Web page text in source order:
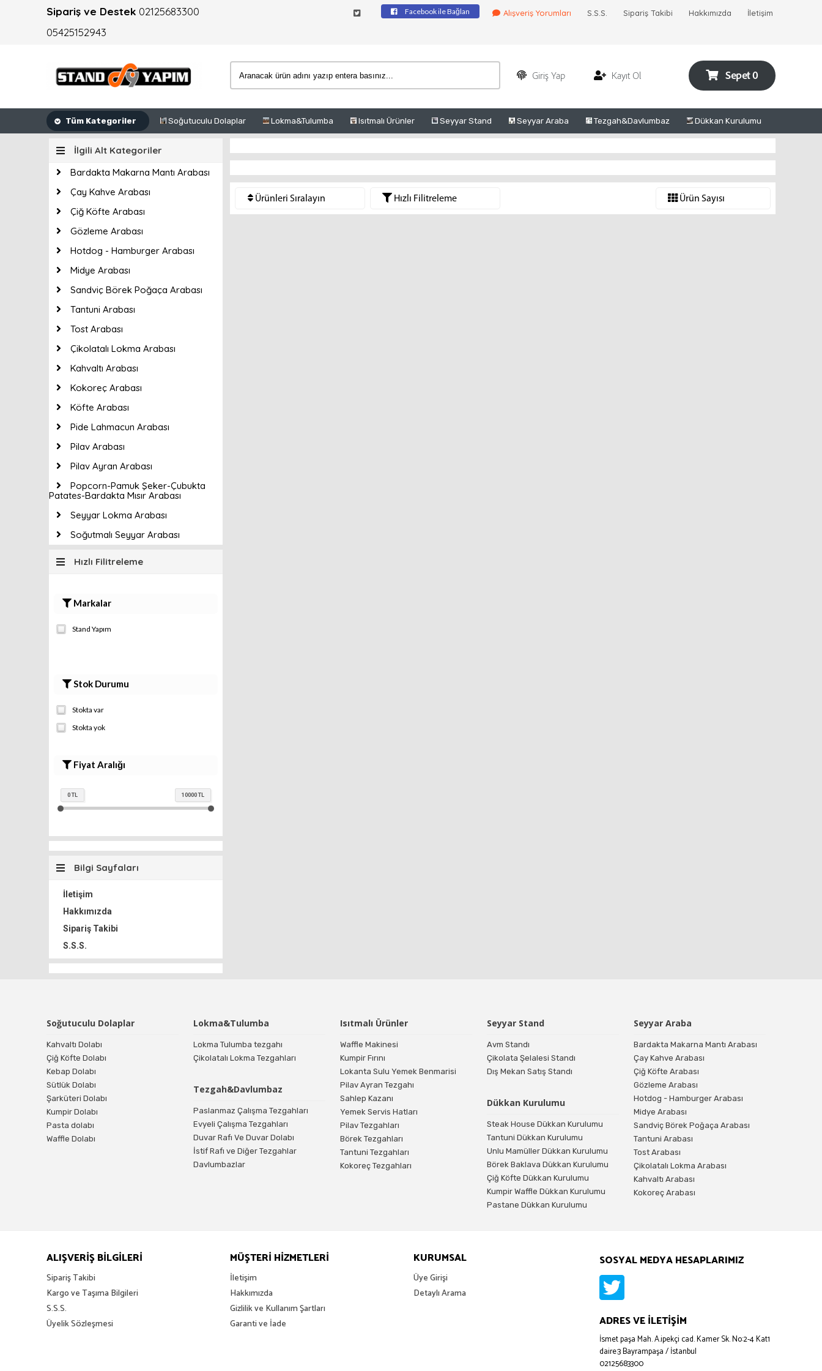
Sipariş ve Destek 02125683300
05425152943
Facebook ile Bağlan İletişim
Hakkımızda
Sipariş Takibi
S.S.S.
Alışveriş Yorumları
Giriş Yap Kayıt Ol Sepet 0
Tüm Kategoriler Soğutuculu Dolaplar Lokma&Tulumba Isıtmalı Ürünler Seyyar Stand Seyyar Araba Tezgah&Davlumbaz Dükkan Kurulumu
İlgili Alt Kategoriler
Bardakta Makarna Mantı Arabası
Çay Kahve Arabası
Çiğ Köfte Arabası
Gözleme Arabası
Hotdog - Hamburger Arabası
Midye Arabası
Sandviç Börek Poğaça Arabası
Tantuni Arabası
Tost Arabası
Çikolatalı Lokma Arabası
Kahvaltı Arabası
Kokoreç Arabası
Köfte Arabası
Pide Lahmacun Arabası
Pilav Arabası
Pilav Ayran Arabası
Popcorn-Pamuk Şeker-Çubukta
Patates-Bardakta Mısır Arabası
Seyyar Lokma Arabası
Soğutmalı Seyyar Arabası
Hızlı Filitreleme
Markalar
Stand Yapım
Stok Durumu
Stokta var
Stokta yok
Fiyat Aralığı
0TL 10000TL
Bilgi Sayfaları
İletişim
Hakkımızda
Sipariş Takibi
S.S.S.
Ürünleri Sıralayın Hızlı Filitreleme Ürün Sayısı
Soğutuculu Dolaplar
Kahvaltı Dolabı
Çiğ Köfte Dolabı
Kebap Dolabı
Sütlük Dolabı
Şarküteri Dolabı
Kumpir Dolabı
Pasta dolabı
Waffle Dolabı
Lokma&Tulumba
Lokma Tulumba tezgahı
Çikolatalı Lokma Tezgahları
Isıtmalı Ürünler
Waffle Makinesi
Kumpir Fırını
Lokanta Sulu Yemek Benmarisi
Pilav Ayran Tezgahı
Sahlep Kazanı
Yemek Servis Hatları
Pilav Tezgahları
Börek Tezgahları
Tantuni Tezgahları
Kokoreç Tezgahları
Seyyar Stand
Avm Standı
Çikolata Şelalesi Standı
Dış Mekan Satış Standı
Seyyar Araba
Bardakta Makarna Mantı Arabası
Çay Kahve Arabası
Çiğ Köfte Arabası
Gözleme Arabası
Hotdog - Hamburger Arabası
Midye Arabası
Sandviç Börek Poğaça Arabası
Tantuni Arabası
Tost Arabası
Çikolatalı Lokma Arabası
Kahvaltı Arabası
Kokoreç Arabası
Tezgah&Davlumbaz
Paslanmaz Çalışma Tezgahları
Evyeli Çalışma Tezgahları
Duvar Rafı Ve Duvar Dolabı
İstif Rafı ve Diğer Tezgahlar
Davlumbazlar
Dükkan Kurulumu
Steak House Dükkan Kurulumu
Tantuni Dükkan Kurulumu
Unlu Mamüller Dükkan Kurulumu
Börek Baklava Dükkan Kurulumu
Çiğ Köfte Dükkan Kurulumu
Kumpir Waffle Dükkan Kurulumu
Pastane Dükkan Kurulumu
ALIŞVERİŞ BİLGİLERİ
Sipariş Takibi
Kargo ve Taşıma Bilgileri
S.S.S.
Üyelik Sözleşmesi
MÜŞTERİ HİZMETLERİ
İletişim
Hakkımızda
Gizlilik ve Kullanım Şartları
Garanti ve İade
KURUMSAL
Üye Girişi
Detaylı Arama
SOSYAL MEDYA HESAPLARIMIZ
ADRES VE İLETİŞİM
İsmet paşa Mah. A.ipekçi cad. Kamer Sk. No:2-4 Kat1
daire:3 Bayrampaşa / İstanbul
02125683300